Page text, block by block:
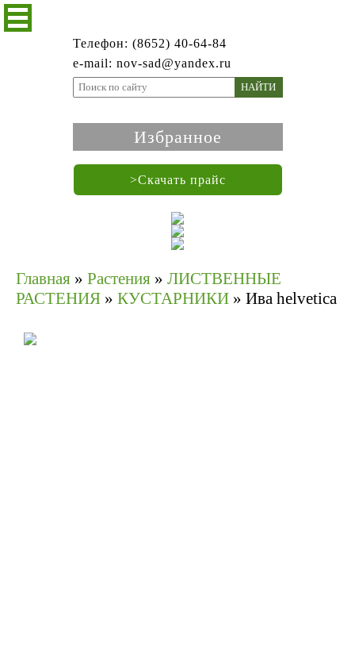
Телефон: (8652) 40-64-84
e-mail: nov-sad@yandex.ru
НАЙТИ
Избранное
>Скачать прайс
Главная » Растения » ЛИСТВЕННЫЕ
РАСТЕНИЯ » КУСТАРНИКИ » Ива helvetica